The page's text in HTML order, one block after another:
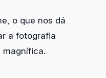
o que nos dá
a fotografia
magnífica.